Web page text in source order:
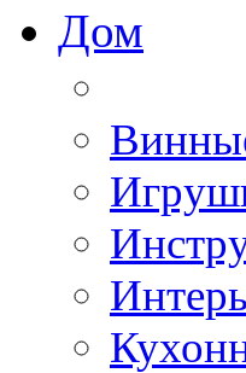
Дом